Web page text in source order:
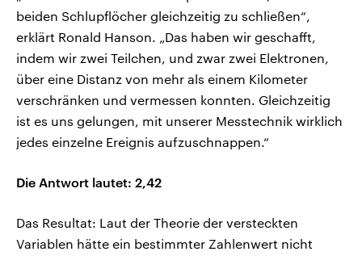
beiden Schlupflöcher gleichzeitig zu schließen“,
erklärt Ronald Hanson. „Das haben wir geschafft,
indem wir zwei Teilchen, und zwar zwei Elektronen,
über eine Distanz von mehr als einem Kilometer
verschränken und vermessen konnten. Gleichzeitig
ist es uns gelungen, mit unserer Messtechnik wirklich
jedes einzelne Ereignis aufzuschnappen.“
Die Antwort lautet: 2,42
Das Resultat: Laut der Theorie der versteckten
Variablen hätte ein bestimmter Zahlenwert nicht